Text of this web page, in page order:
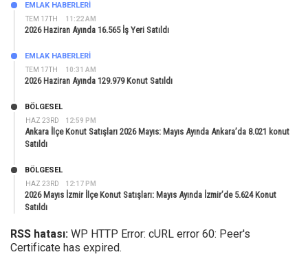
TEM 17TH 11:22 AM
EMLAK HABERLERI
2026 Haziran Ayında 16.565 İş Yeri Satıldı
TEM 17TH 10:31 AM
EMLAK HABERLERI
2026 Haziran Ayında 129.979 Konut Satıldı
HAZ 23RD 12:59 PM
BÖLGESEL
Ankara İlçe Konut Satışları 2026 Mayıs: Mayıs Ayında Ankara’da 8.021 konut
Satıldı
HAZ 23RD 12:17 PM
BÖLGESEL
2026 Mayıs İzmir İlçe Konut Satışları: Mayıs Ayında İzmir’de 5.624 Konut
Satıldı
RSS hatası: WP HTTP Error: cURL error 60: Peer's
Certificate has expired.